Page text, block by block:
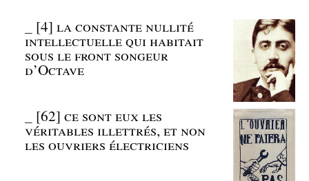
[4] la constante nullité
intellectuelle qui habitait
sous le front songeur
d’Octave
[62] ce sont eux les
véritables illettrés, et non
les ouvriers électriciens